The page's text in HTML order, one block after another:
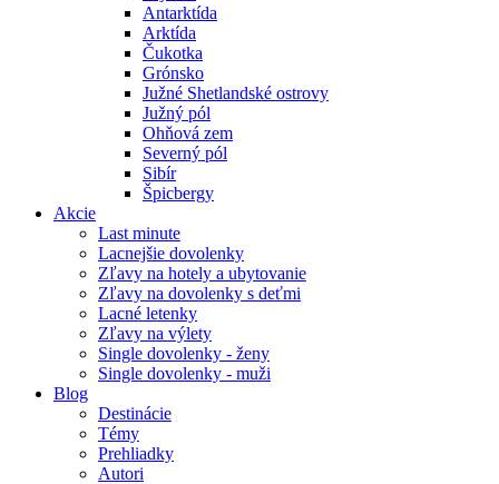
Antarktída
Arktída
Čukotka
Grónsko
Južné Shetlandské ostrovy
Južný pól
Ohňová zem
Severný pól
Sibír
Špicbergy
Akcie
Last minute
Lacnejšie dovolenky
Zľavy na hotely a ubytovanie
Zľavy na dovolenky s deťmi
Lacné letenky
Zľavy na výlety
Single dovolenky - ženy
Single dovolenky - muži
Blog
Destinácie
Témy
Prehliadky
Autori